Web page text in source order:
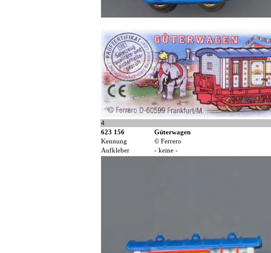
4
623 156
Güterwagen
Kennung
© Ferrero
Aufkleber
- keine -